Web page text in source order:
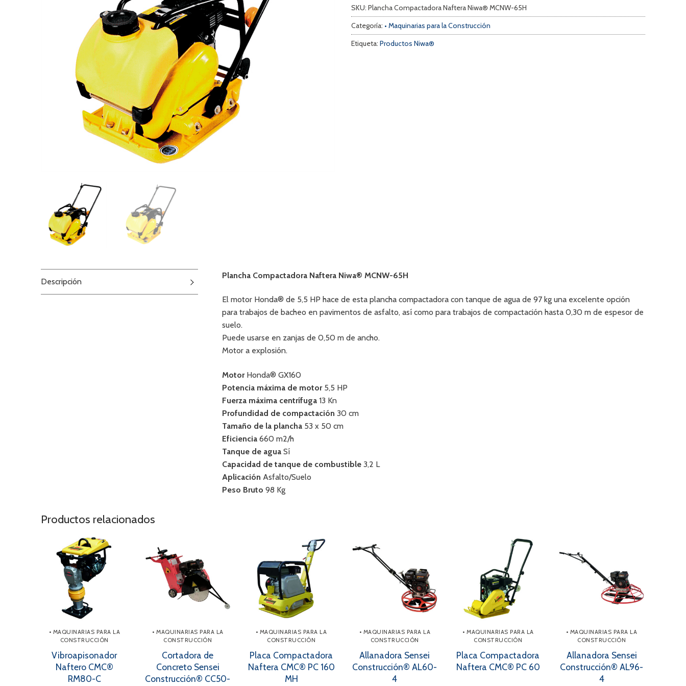
Servicio Técnico
Contacto
Búsqueda
de
productos
SKU: Plancha Compactadora Naftera Niwa® MCNW-65H
Categoría: • Maquinarias para la Construcción
Etiqueta: Productos Niwa®
Descripción
Plancha Compactadora Naftera Niwa® MCNW-65H
El motor Honda® de 5,5 HP hace de esta plancha compactadora con tanque de agua de 97 kg una excelente opción
para trabajos de bacheo en pavimentos de asfalto, así como para trabajos de compactación hasta 0,30 m de espesor de
suelo.
Puede usarse en zanjas de 0,50 m de ancho.
Motor a explosión.
Motor Honda® GX160
Potencia máxima de motor5,5 HP
Fuerza máxima centrífuga 13 Kn
Profundidad de compactación 30 cm
Tamaño de la plancha 53 x 50 cm
Eficiencia 660 m2/h
Tanque de agua Sí
Capacidad de tanque de combustible 3,2 L
AplicaciónAsfalto/Suelo
Peso Bruto 98 Kg
Productos relacionados
• MAQUINARIAS PARA LA
CONSTRUCCIÓN
Vibroapisonador
Naftero CMC®
RM80-C
• MAQUINARIAS PARA LA
CONSTRUCCIÓN
Cortadora de
Concreto Sensei
Construcción® CC50-
• MAQUINARIAS PARA LA
CONSTRUCCIÓN
Placa Compactadora
Naftera CMC® PC 160
MH
• MAQUINARIAS PARA LA
CONSTRUCCIÓN
Allanadora Sensei
Construcción® AL60-
4
• MAQUINARIAS PARA LA
CONSTRUCCIÓN
Placa Compactadora
Naftera CMC® PC 60
• MAQUINARIAS PARA LA
CONSTRUCCIÓN
Allanadora Sensei
Construcción® AL96-
4